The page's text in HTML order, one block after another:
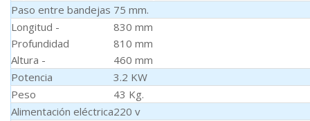
Paso entre bandejas 75 mm.
Longitud -
Profundidad
Altura -
830 mm
810 mm
460 mm
Potencia
3.2 KW
Peso
43 Kg.
Alimentación eléctrica220 v